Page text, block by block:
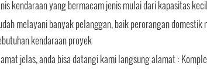
kendaraan yang bermacam jenis mulai dari kapasitas
melayani banyak pelanggan, baik perorangan
kendaraan proyek
jelas, anda bisa datangi kami langsung alamat :